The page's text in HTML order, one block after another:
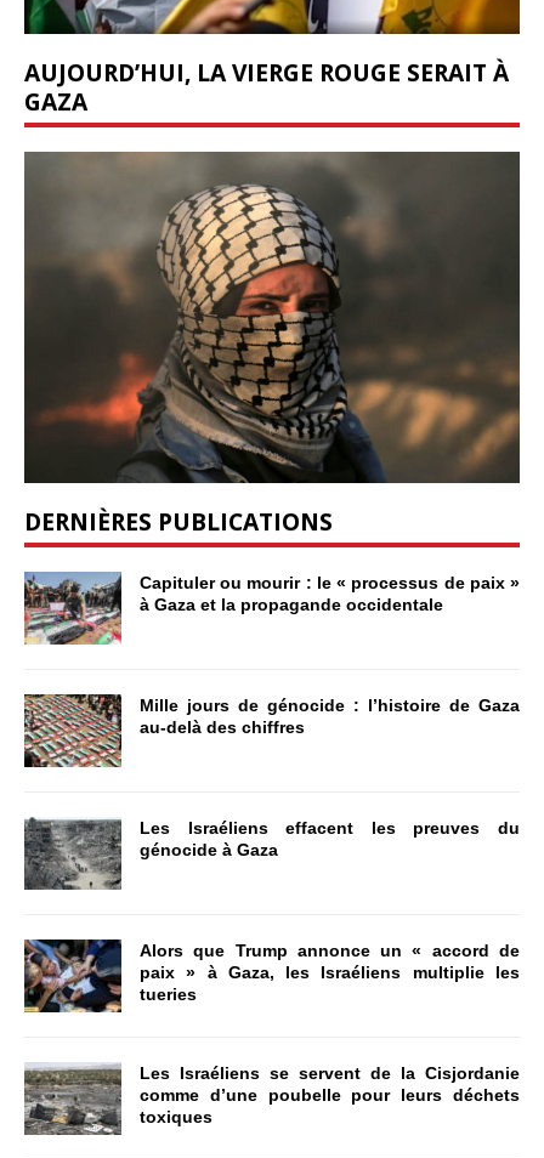
AUJOURD’HUI, LA VIERGE ROUGE SERAIT À
GAZA
DERNIÈRES PUBLICATIONS
Capituler ou mourir : le « processus de paix »
à Gaza et la propagande occidentale
Mille jours de génocide : l’histoire de Gaza
au-delà des chiffres
Les Israéliens effacent les preuves du
génocide à Gaza
Alors que Trump annonce un « accord de
paix » à Gaza, les Israéliens multiplie les
tueries
Les Israéliens se servent de la Cisjordanie
comme d’une poubelle pour leurs déchets
toxiques